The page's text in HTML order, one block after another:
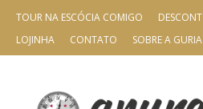
TOUR NA ESCÓCIA COMIGO
LOJINHA
CONTATO SOBRE A GURIA